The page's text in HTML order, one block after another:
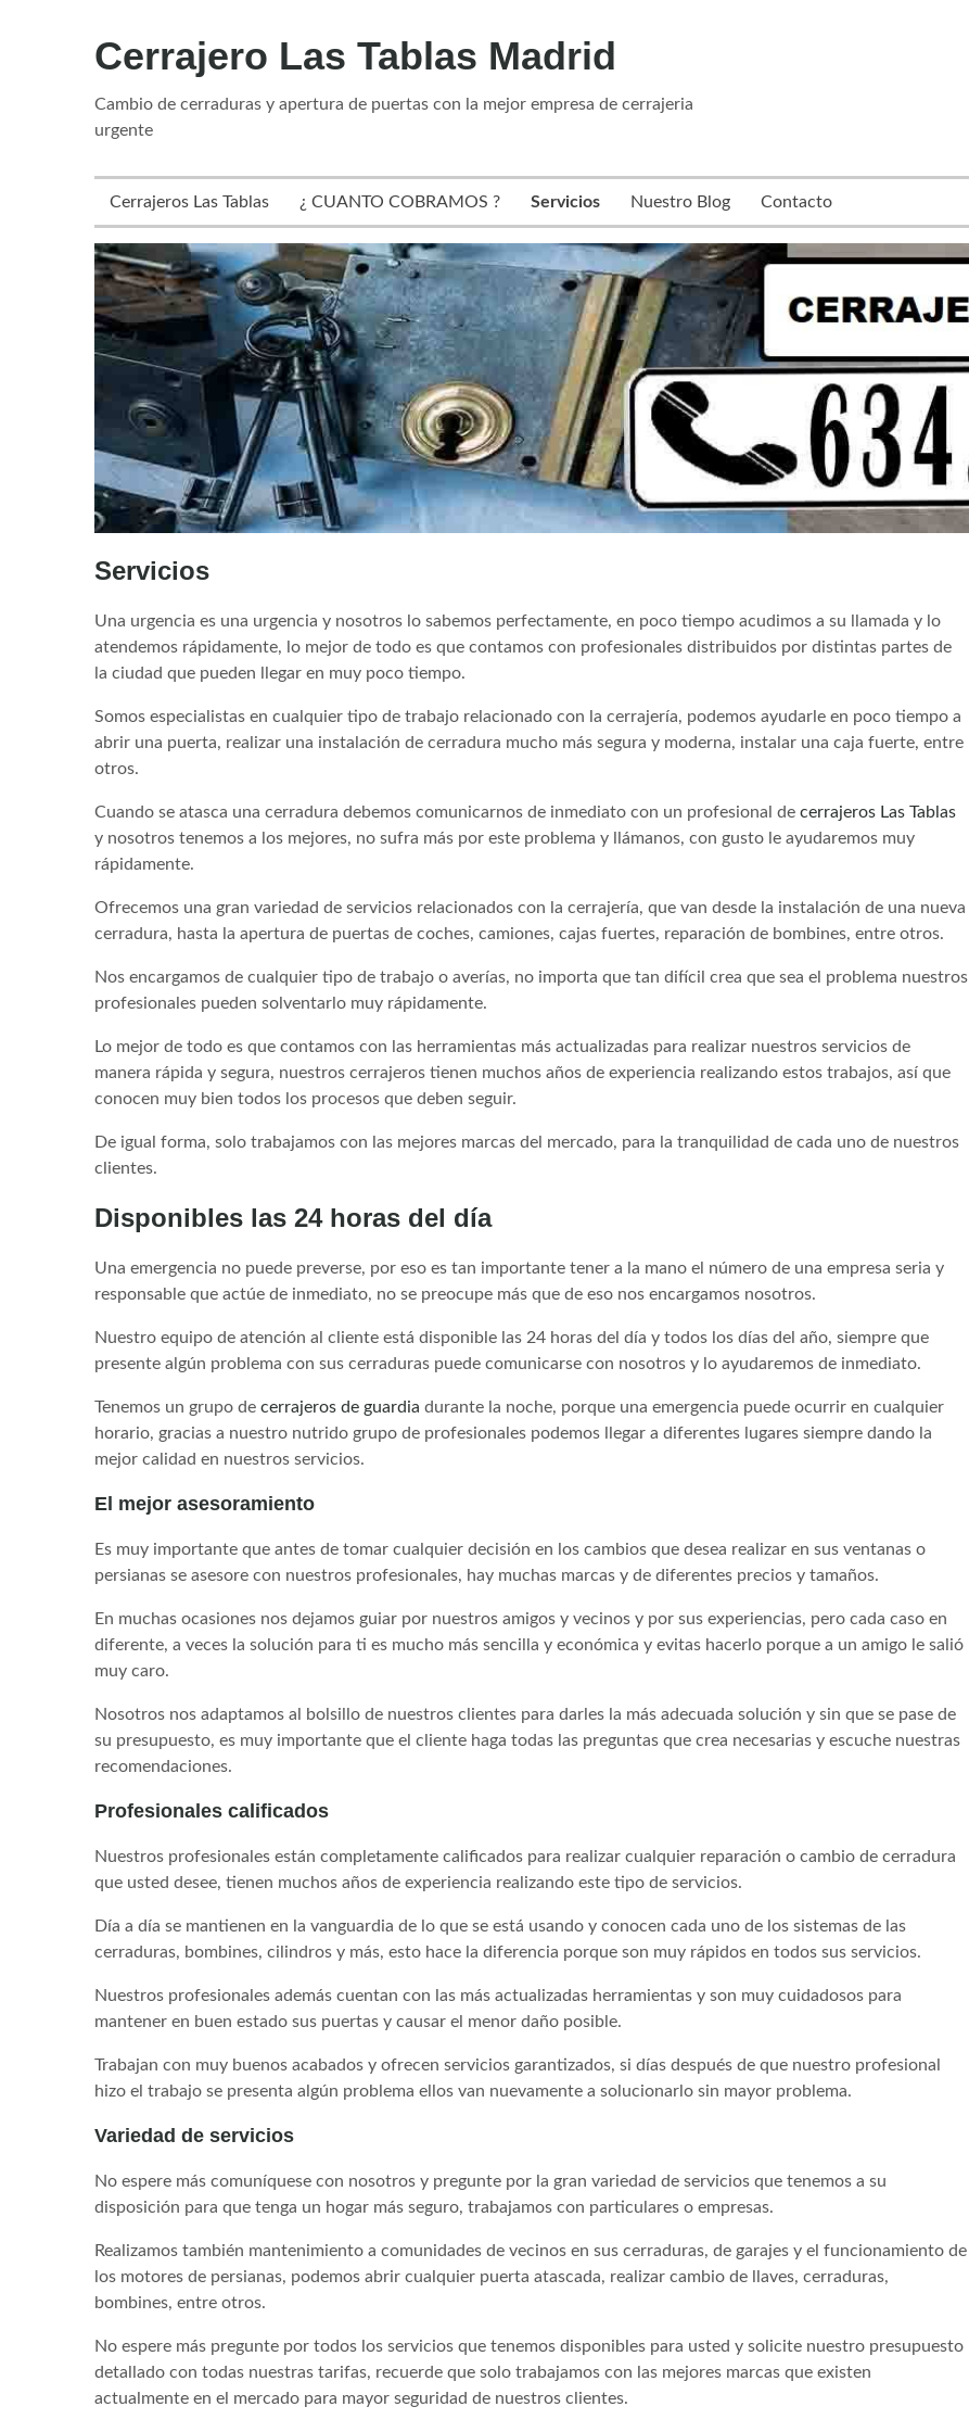
Cerrajero Las Tablas Madrid
Cambio de cerraduras y apertura de puertas con la mejor empresa de cerrajeria
urgente
Cerrajeros Las Tablas ¿ CUANTO COBRAMOS ? Servicios Nuestro Blog Contacto
Servicios
Una urgencia es una urgencia y nosotros lo sabemos perfectamente, en poco tiempo acudimos a su llamada y lo
atendemos rápidamente, lo mejor de todo es que contamos con profesionales distribuidos por distintas partes de
la ciudad que pueden llegar en muy poco tiempo.
Somos especialistas en cualquier tipo de trabajo relacionado con la cerrajería, podemos ayudarle en poco tiempo a
abrir una puerta, realizar una instalación de cerradura mucho más segura y moderna, instalar una caja fuerte, entre
otros.
Cuando se atasca una cerradura debemos comunicarnos de inmediato con un profesional de cerrajeros Las Tablas
y nosotros tenemos a los mejores, no sufra más por este problema y llámanos, con gusto le ayudaremos muy
rápidamente.
Ofrecemos una gran variedad de servicios relacionados con la cerrajería, que van desde la instalación de una nueva
cerradura, hasta la apertura de puertas de coches, camiones, cajas fuertes, reparación de bombines, entre otros.
Nos encargamos de cualquier tipo de trabajo o averías, no importa que tan difícil crea que sea el problema nuestros
profesionales pueden solventarlo muy rápidamente.
Lo mejor de todo es que contamos con las herramientas más actualizadas para realizar nuestros servicios de
manera rápida y segura, nuestros cerrajeros tienen muchos años de experiencia realizando estos trabajos, así que
conocen muy bien todos los procesos que deben seguir.
De igual forma, solo trabajamos con las mejores marcas del mercado, para la tranquilidad de cada uno de nuestros
clientes.
Disponibles las 24 horas del día
Una emergencia no puede preverse, por eso es tan importante tener a la mano el número de una empresa seria y
responsable que actúe de inmediato, no se preocupe más que de eso nos encargamos nosotros.
Nuestro equipo de atención al cliente está disponible las 24 horas del día y todos los días del año, siempre que
presente algún problema con sus cerraduras puede comunicarse con nosotros y lo ayudaremos de inmediato.
Tenemos un grupo de cerrajeros de guardia durante la noche, porque una emergencia puede ocurrir en cualquier
horario, gracias a nuestro nutrido grupo de profesionales podemos llegar a diferentes lugares siempre dando la
mejor calidad en nuestros servicios.
El mejor asesoramiento
Es muy importante que antes de tomar cualquier decisión en los cambios que desea realizar en sus ventanas o
persianas se asesore con nuestros profesionales, hay muchas marcas y de diferentes precios y tamaños.
En muchas ocasiones nos dejamos guiar por nuestros amigos y vecinos y por sus experiencias, pero cada caso en
diferente, a veces la solución para ti es mucho más sencilla y económica y evitas hacerlo porque a un amigo le salió
muy caro.
Nosotros nos adaptamos al bolsillo de nuestros clientes para darles la más adecuada solución y sin que se pase de
su presupuesto, es muy importante que el cliente haga todas las preguntas que crea necesarias y escuche nuestras
recomendaciones.
Profesionales calificados
Nuestros profesionales están completamente calificados para realizar cualquier reparación o cambio de cerradura
que usted desee, tienen muchos años de experiencia realizando este tipo de servicios.
Día a día se mantienen en la vanguardia de lo que se está usando y conocen cada uno de los sistemas de las
cerraduras, bombines, cilindros y más, esto hace la diferencia porque son muy rápidos en todos sus servicios.
Nuestros profesionales además cuentan con las más actualizadas herramientas y son muy cuidadosos para
mantener en buen estado sus puertas y causar el menor daño posible.
Trabajan con muy buenos acabados y ofrecen servicios garantizados, si días después de que nuestro profesional
hizo el trabajo se presenta algún problema ellos van nuevamente a solucionarlo sin mayor problema.
Variedad de servicios
No espere más comuníquese con nosotros y pregunte por la gran variedad de servicios que tenemos a su
disposición para que tenga un hogar más seguro, trabajamos con particulares o empresas.
Realizamos también mantenimiento a comunidades de vecinos en sus cerraduras, de garajes y el funcionamiento de
los motores de persianas, podemos abrir cualquier puerta atascada, realizar cambio de llaves, cerraduras,
bombines, entre otros.
No espere más pregunte por todos los servicios que tenemos disponibles para usted y solicite nuestro presupuesto
detallado con todas nuestras tarifas, recuerde que solo trabajamos con las mejores marcas que existen
actualmente en el mercado para mayor seguridad de nuestros clientes.